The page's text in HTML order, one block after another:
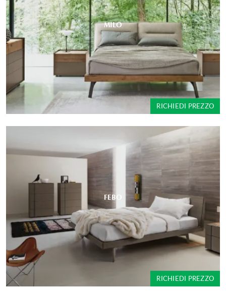
MILO
RICHIEDI PREZZO
FEBO
RICHIEDI PREZZO